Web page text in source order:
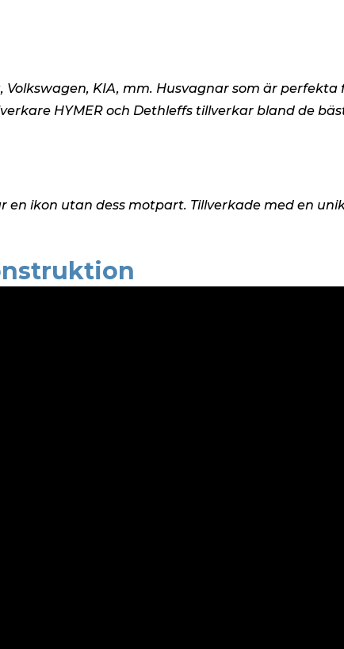
KIA, mm. Husvagnar som är
HYMER och Dethleffs tillverkar bland de
ikon utan dess motpart. Tillverkade med en